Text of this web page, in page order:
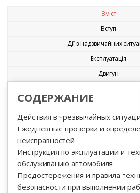
Зміст
Вступ
Дії в надзвичайних
Експлуатація
Двигун
СОДЕРЖАНИЕ
Действия в чрезвычайных
Ежедневные проверки и
неисправностей
Инструкция по эксплуатации и
обслуживанию автомобиля
Предостережения и правила
безопасности при выполнении